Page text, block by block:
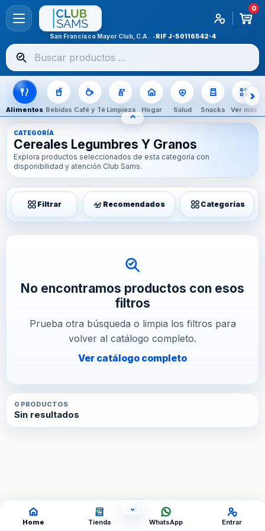
0
San Francisco Mayor Club, C.A. RIF J-50116542-4
Buscar
productos
Alimentos Bebidas Café y Té Limpieza Hogar Salud Snacks Ver más
⌃OCULTAR CATEGORÍAS
CATEGORÍA
Cereales Legumbres Y Granos
Explora productos seleccionados de esta categoría con
disponibilidad y atención Club Sams.
Filtrar Recomendados Categorías
No encontramos productos con esos
filtros
Prueba otra búsqueda o limpia los filtros para
volver al catálogo completo.
Ver catálogo completo
0 PRODUCTOS
Sin resultados
⌄OCULTAR ACCESOS
Home Tienda WhatsApp Entrar